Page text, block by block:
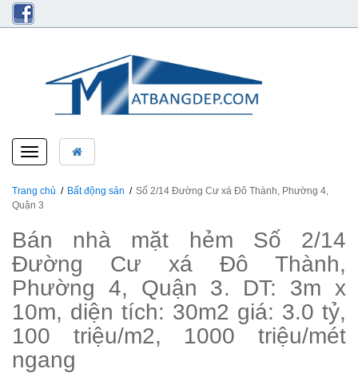
Toggle
navigation
Trang chủ Bất động sản
Số 2/14 Đường Cư xá Đô Thành, Phường 4,
Quận 3
Bán nhà mặt hẻm Số 2/14
Đường Cư xá Đô Thành,
Phường 4, Quận 3. DT: 3m x
10m, diện tích: 30m2 giá: 3.0 tỷ,
100 triệu/m2, 1000 triệu/mét
ngang